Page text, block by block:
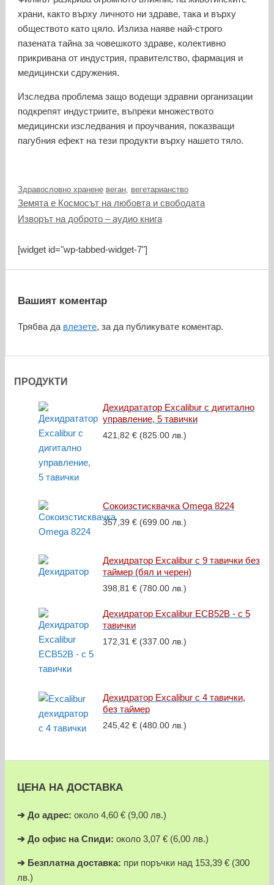
храни, както върху личното ни здраве, така и върху
обществото като цяло. Излиза наяве най-строго
пазената тайна за човешкото здраве, колективно
прикривана от индустрия, правителство, фармация и
медицински сдружения.
Изследва проблема защо водещи здравни организации
подкрепят индустриите, въпреки множеството
медицински изследвания и проучвания, показващи
пагубния ефект на тези продукти върху нашето тяло.
Категории
Здравословно хранене Етикети
веган, вегетарианство
Земята е Космосът на лю­бов­та и свободата
Изворът на доброто – аудио книга
[widget id="wp-tabbed-widget-7"]
Вашият коментар
Трябва да влезете, за да публикувате коментар.
ПРОДУКТИ
Дехидрататор Excalibur с дигитално
управление, 5 тавички
421,82 € (825.00 лв.)
Сокоизстисквачка Omega 8224
357,39 € (699.00 лв.)
Дехидратор Excalibur с 9 тавички без
таймер (бял и черен)
398,81 € (780.00 лв.)
Дехидратор Excalibur ECB52B - с 5
тавички
172,31 € (337.00 лв.)
Дехидратор Excalibur с 4 тавички,
без таймер
245,42 € (480.00 лв.)
ЦЕНА НА ДОСТАВКА
➔ До адрес: около 4,60 € (9,00 лв.)
➔ До офис на Спиди: около 3,07 € (6,00 лв.)
➔ Безплатна доставка: при поръчки над 153,39 € (300
лв.)